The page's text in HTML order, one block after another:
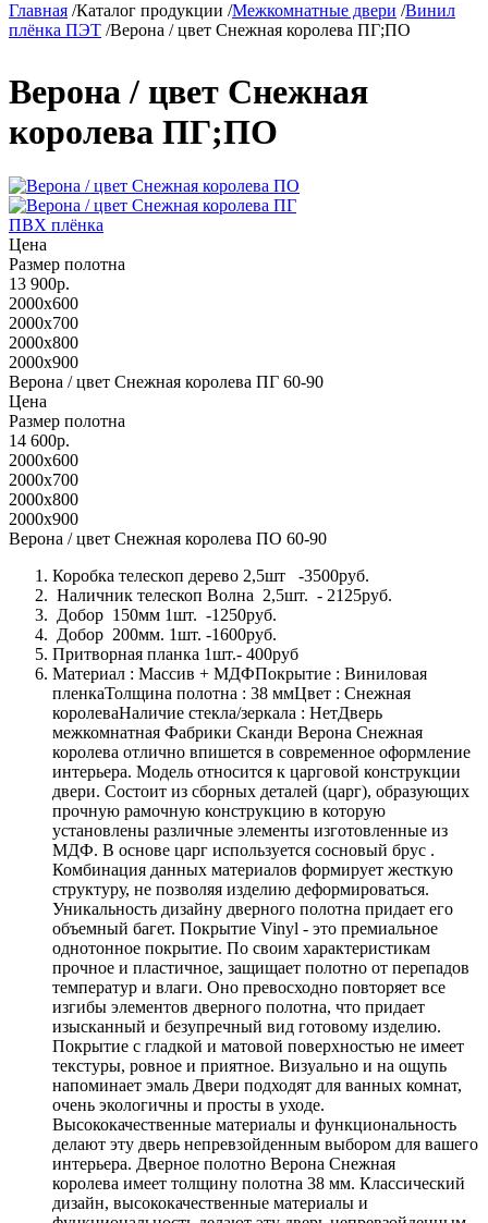
Главная /Каталог продукции /Межкомнатные двери /Винил
плёнка ПЭТ /Верона / цвет Снежная королева ПГ;ПО
Верона / цвет Снежная
королева ПГ;ПО
ПВХ плёнка
Цена
Размер полотна
13 900р.
2000x600
2000x700
2000x800
2000x900
Верона / цвет Снежная королева ПГ 60-90
Цена
Размер полотна
14 600р.
2000x600
2000x700
2000x800
2000x900
Верона / цвет Снежная королева ПО 60-90
Коробка телескоп дерево 2,5шт -3500руб.
Наличник телескоп Волна 2,5шт. - 2125руб.
Добор 150мм 1шт. -1250руб.
Добор 200мм. 1шт. -1600руб.
Притворная планка 1шт.- 400руб
Материал : Массив + МДФПокрытие : Виниловая
пленкаТолщина полотна : 38 ммЦвет : Снежная
королеваНаличие стекла/зеркала : НетДверь
межкомнатная Фабрики Сканди Верона Снежная
королева отлично впишется в современное оформление
интерьера. Модель относится к царговой конструкции
двери. Состоит из сборных деталей (царг), образующих
прочную рамочную конструкцию в которую
установлены различные элементы изготовленные из
МДФ. В основе царг используется сосновый брус .
Комбинация данных материалов формирует жесткую
структуру, не позволяя изделию деформироваться.
Уникальность дизайну дверного полотна придает его
объемный багет. Покрытие Vinyl - это премиальное
однотонное покрытие. По своим характеристикам
прочное и пластичное, защищает полотно от перепадов
температур и влаги. Оно превосходно повторяет все
изгибы элементов дверного полотна, что придает
изысканный и безупречный вид готовому изделию.
Покрытие с гладкой и матовой поверхностью не имеет
текстуры, ровное и приятное. Визуально и на ощупь
напоминает эмаль Двери подходят для ванных комнат,
очень экологичны и просты в уходе.
Высококачественные материалы и функциональность
делают эту дверь непревзойденным выбором для вашего
интерьера. Дверное полотно Верона Снежная
королева имеет толщину полотна 38 мм. Классический
дизайн, высококачественные материалы и